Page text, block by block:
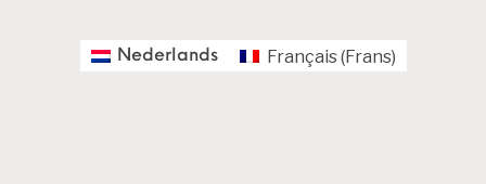
Nederlands Français(Frans)